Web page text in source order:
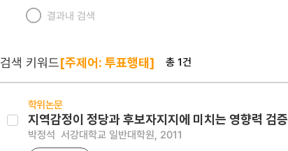
결과내 검색
검색 키워드[주제어: 투표행태] 총 1건
학위논문
지역감정이 정당과 후보자지지에 미치는 영향력 검증
박정석 서강대학교 일반대학원, 2011